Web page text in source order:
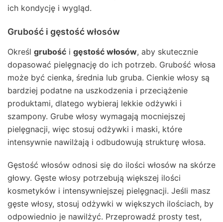
ich kondycję i wygląd.
Grubość i gęstość włosów
Określ grubość i gęstość włosów, aby skutecznie
dopasować pielęgnację do ich potrzeb. Grubość włosa
może być cienka, średnia lub gruba. Cienkie włosy są
bardziej podatne na uszkodzenia i przeciążenie
produktami, dlatego wybieraj lekkie odżywki i
szampony. Grube włosy wymagają mocniejszej
pielęgnacji, więc stosuj odżywki i maski, które
intensywnie nawilżają i odbudowują strukturę włosa.
Gęstość włosów odnosi się do ilości włosów na skórze
głowy. Gęste włosy potrzebują większej ilości
kosmetyków i intensywniejszej pielęgnacji. Jeśli masz
gęste włosy, stosuj odżywki w większych ilościach, by
odpowiednio je nawilżyć. Przeprowadź prosty test,